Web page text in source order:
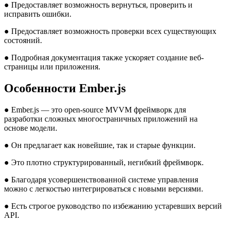
● Предоставляет возможность вернуться, проверить и
исправить ошибки.
● Предоставляет возможность проверки всех существующих
состояний.
● Подробная документация также ускоряет создание веб-
страницы или приложения.
Особенности Ember.js
● Ember.js — это open-source MVVM фреймворк для
разработки сложных многостраничных приложений на
основе модели.
● Он предлагает как новейшие, так и старые функции.
● Это плотно структурированный, негибкий фреймворк.
● Благодаря усовершенствованной системе управления
можно с легкостью интегрироваться с новыми версиями.
● Есть строгое руководство по избежанию устаревших версий
API.